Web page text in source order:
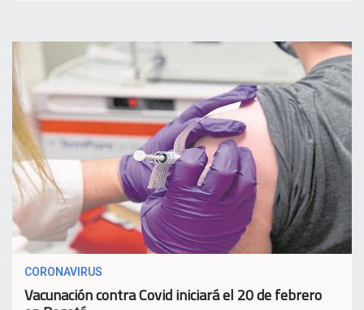
CORONAVIRUS
Vacunación contra Covid iniciará el 20 de febrero